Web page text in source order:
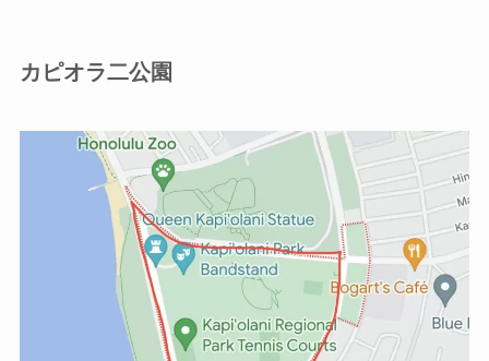
カピオラ二公園